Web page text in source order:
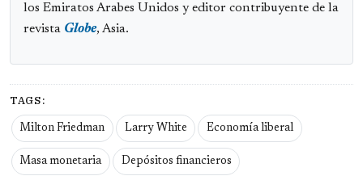
los Emiratos Arabes Unidos y editor contribuyente de la
revista Globe, Asia.
TAGS:
Milton Friedman Larry White Economía liberal
Masa monetaria Depósitos financieros